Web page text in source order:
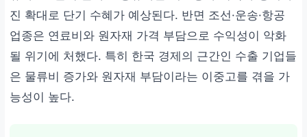
진 확대로 단기 수혜가 예상된다. 반면 조선·운송·항공
업종은 연료비와 원자재 가격 부담으로 수익성이 악화
될 위기에 처했다. 특히 한국 경제의 근간인 수출 기업들
은 물류비 증가와 원자재 부담이라는 이중고를 겪을 가
능성이 높다.